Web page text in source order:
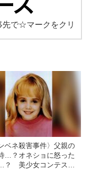
先で☆マークをクリ
ベネ殺害事件〉父親の
…？オネショに怒った
？ 美少女コンテスト